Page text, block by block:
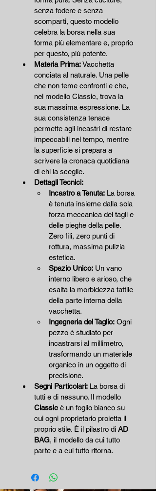
senza fodere e senza
scomparti, questo modello
celebra la borsa nella sua
forma più elementare e, proprio
per questo, più potente.
Materia Prima: Vacchetta
conciata al naturale. Una pelle
che non teme confronti e che,
nel modello Classic, trova la
sua massima espressione. La
sua consistenza tenace
permette agli incastri di restare
impeccabili nel tempo, mentre
la superficie si prepara a
scrivere la cronaca quotidiana
di chi la sceglie.
Dettagli Tecnici:
Incastro a Tenuta: La borsa
è tenuta insieme dalla sola
forza meccanica dei tagli e
delle pieghe della pelle.
Zero fili, zero punti di
rottura, massima pulizia
estetica.
Spazio Unico: Un vano
interno libero e arioso, che
esalta la morbidezza tattile
della parte interna della
vacchetta.
Ingegneria del Taglio: Ogni
pezzo è studiato per
incastrarsi al millimetro,
trasformando un materiale
organico in un oggetto di
precisione.
Segni Particolari: La borsa di
tutti e di nessuno. Il modello
Classic è un foglio bianco su
cui ogni proprietario proietta il
proprio stile. È il pilastro di AD
BAG, il modello da cui tutto
parte e a cui tutto ritorna.